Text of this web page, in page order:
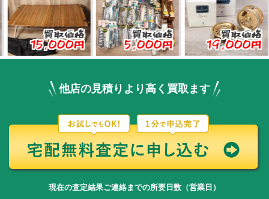
買取価格
円
買取価格
5,000円
買取価格
19,000円
他店の見積りより高く買取ます
現在の査定結果ご連絡までの所要日数（営業日）